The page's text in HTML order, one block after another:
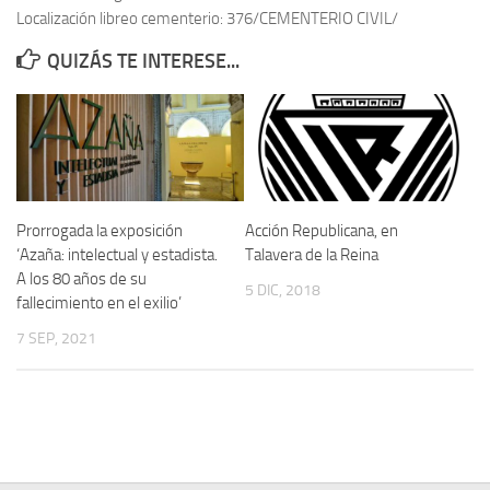
Memoria Histórica
Investigación previa de la represión en Talavera de la Reina (1937-
1947).
Informe Represión en Toledo 1936-1947 | Buscador
Informe de la fosa de abril de 1939 de Tembleque
Enciclopedia Republicana
Militantes históricos IR
Localización libreo cementerio: 376/CEMENTERIO CIVIL/
QUIZÁS TE INTERESE...
Prorrogada la exposición
‘Azaña: intelectual y estadista.
A los 80 años de su
fallecimiento en el exilio’
7 SEP, 2021
Acción Republicana, en
Talavera de la Reina
5 DIC, 2018